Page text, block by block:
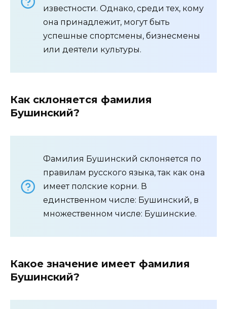
известности. Однако, среди тех, кому
она принадлежит, могут быть
успешные спортсмены, бизнесмены
или деятели культуры.
Как склоняется фамилия
Бушинский?
Фамилия Бушинский склоняется по
правилам русского языка, так как она
имеет полские корни. В
единственном числе: Бушинский, в
множественном числе: Бушинские.
Какое значение имеет фамилия
Бушинский?